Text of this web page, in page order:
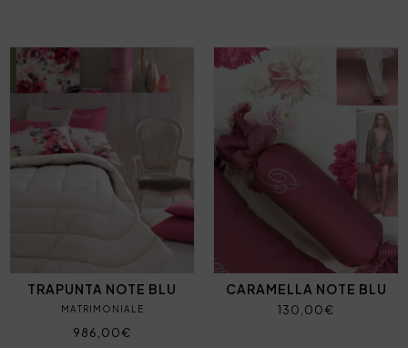
TRAPUNTA NOTE BLU
MATRIMONIALE
986,00€
CARAMELLA NOTE BLU
130,00€